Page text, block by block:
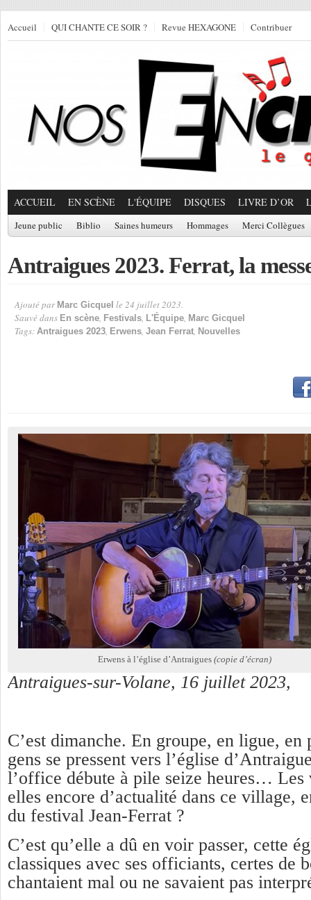
Accueil QUI CHANTE CE SOIR ? Revue HEXAGONE Contribuer
ACCUEIL EN SCÈNE L'ÉQUIPE DISQUES LIVRE D’OR
Jeune public Biblio Saines humeurs Hommages Merci Collègues
Antraigues 2023. Ferrat, la
Ajouté par Marc Gicquel le 24 juillet 2023.
Sauvé dans En scène, Festivals, L'Équipe, Marc Gicquel
Tags: Antraigues 2023, Erwens, Jean Ferrat, Nouvelles
Erwens à l’église d’Antraigues (copie d’écran)
Antraigues-sur-Volane, 16 juillet 2023,
C’est dimanche. En groupe, en ligue, en
gens se pressent vers l’église
l’office débute à pile seize heures… Les
elles encore d’actualité dans ce village,
du festival Jean-Ferrat ?
C’est qu’elle a dû en voir passer, cette
classiques avec ses officiants, certes de
chantaient mal ou ne savaient pas